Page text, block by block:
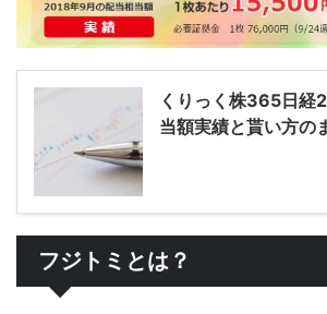
くりっく株365日経
当額実績と貰い方の
フジトミとは？